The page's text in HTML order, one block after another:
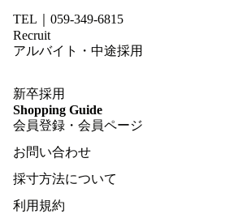
TEL｜059-349-6815
Recruit
アルバイト・中途採用
新卒採用
Shopping Guide
会員登録・会員ページ
お問い合わせ
採寸方法について
利用規約